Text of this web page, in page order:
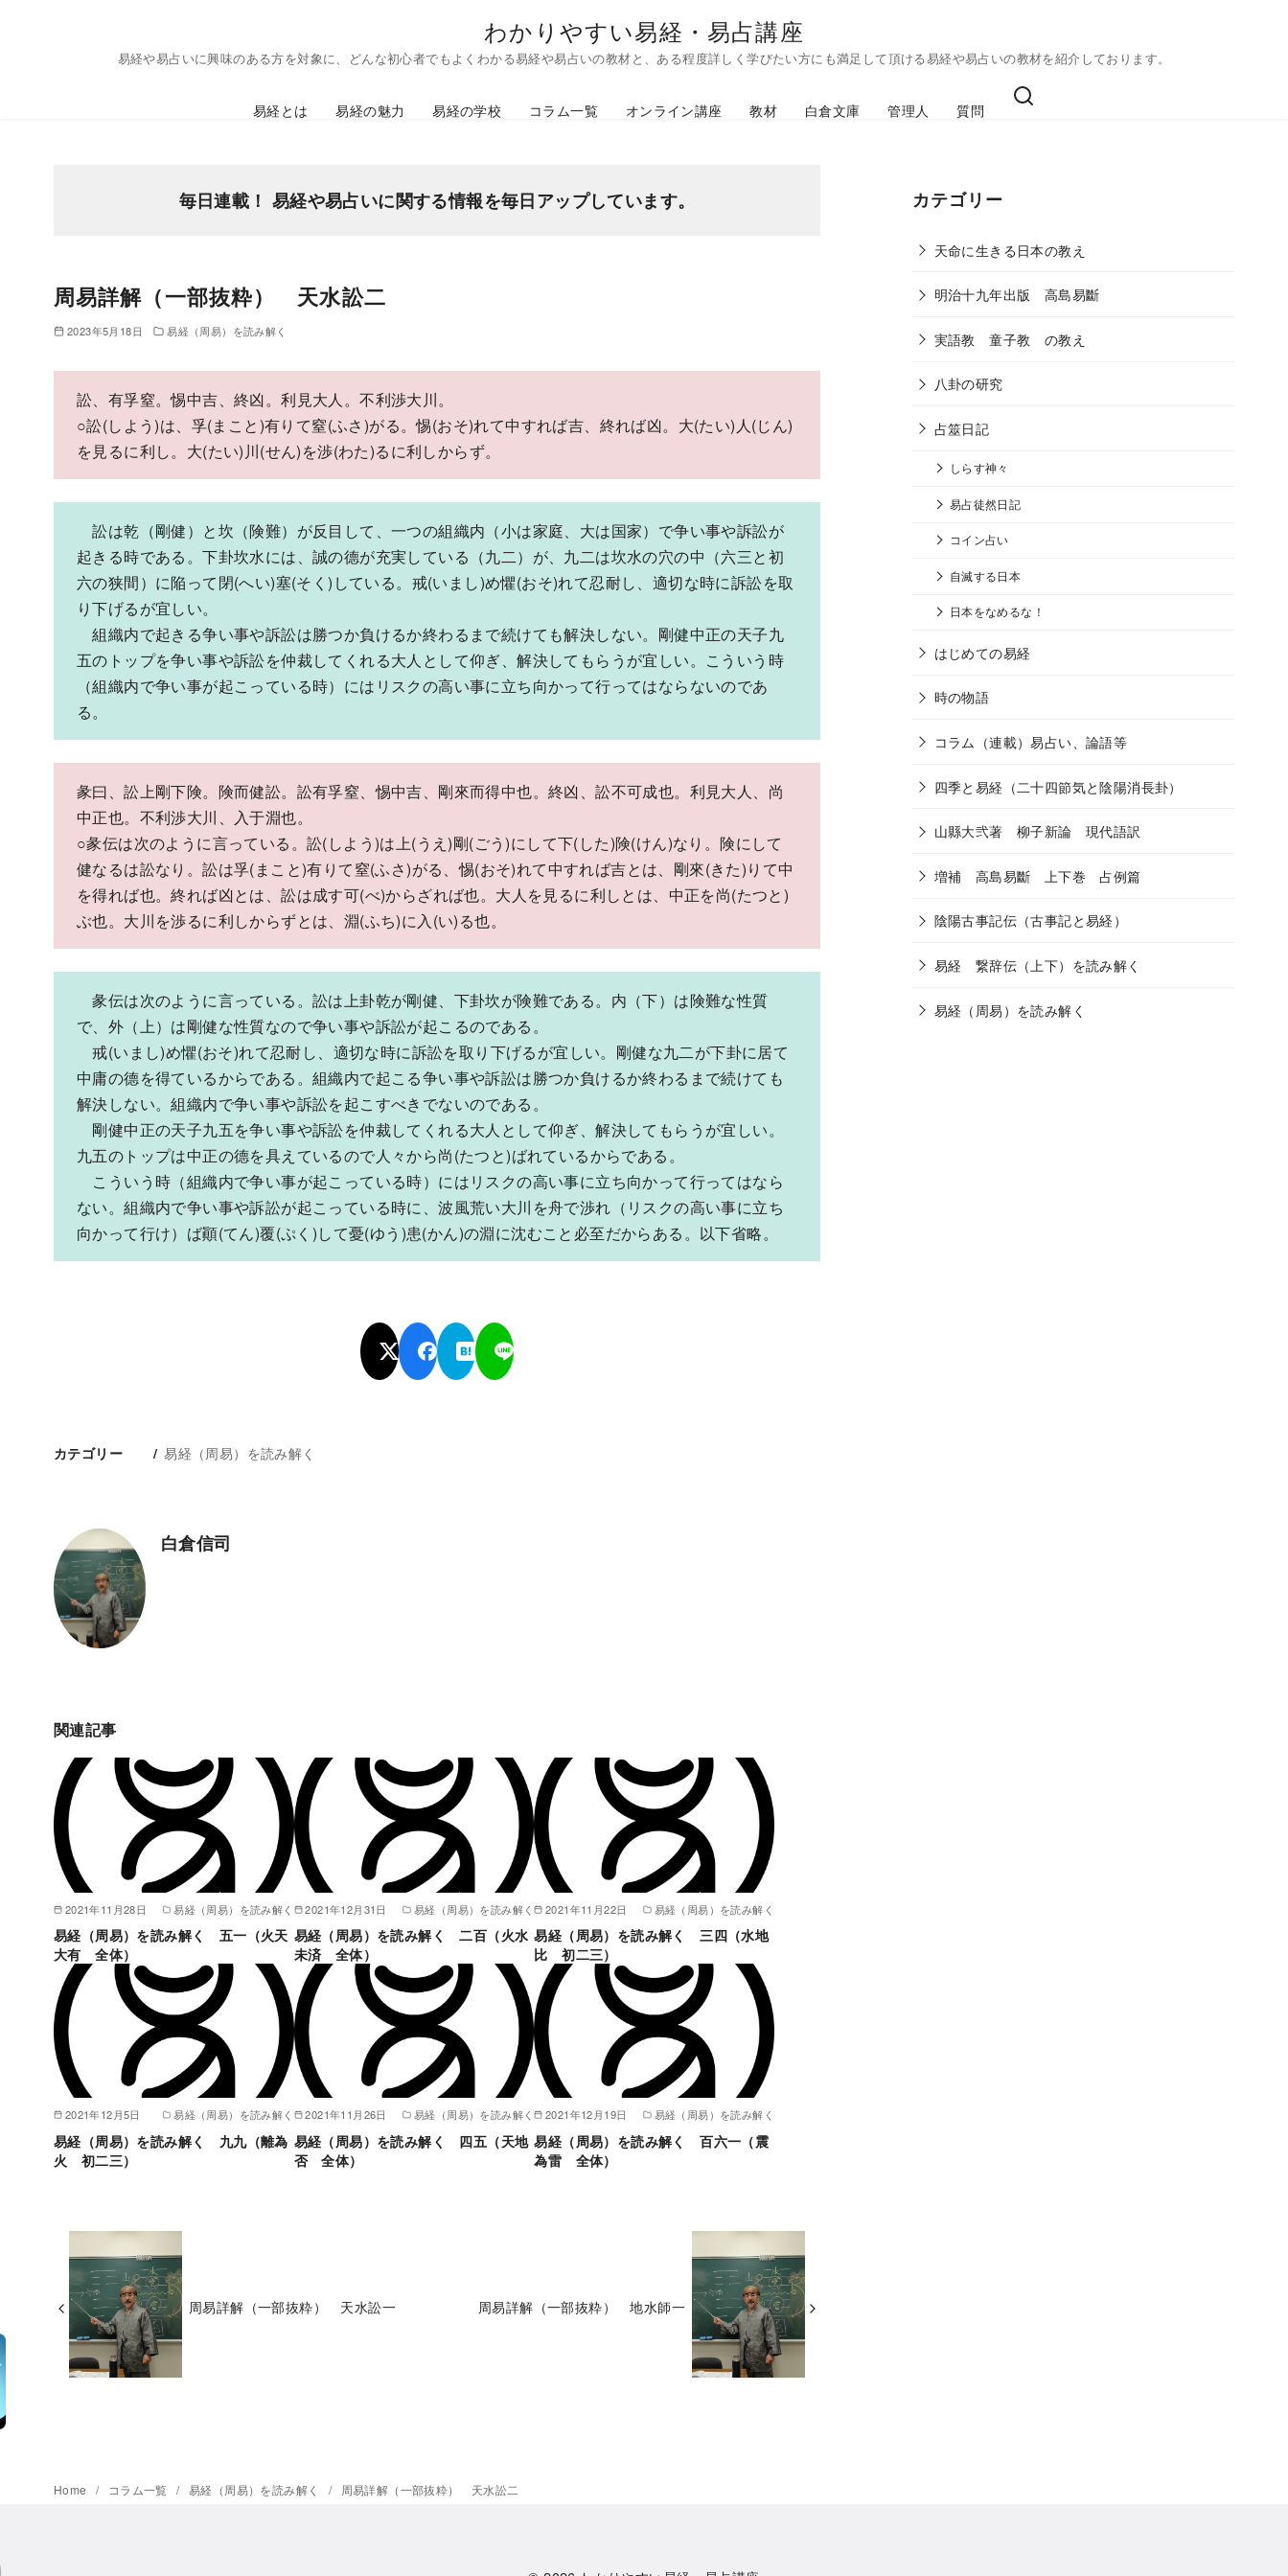
わかりやすい易経・易占講座
易経や易占いに興味のある方を対象に、どんな初心者でもよくわかる易経や易占いの教材と、ある程度詳しく学びたい方にも満足して頂ける易経や易占いの教材を紹介しております。
易経とは 易経の魅力 易経の学校 コラム一覧 オンライン講座 教材 白倉文庫 管理人 質問
毎日連載！ 易経や易占いに関する情報を毎日アップしています。
周易詳解（一部抜粋） 天水訟二
2023年5月18日 易経（周易）を読み解く
訟、有孚窒。惕中吉、終凶。利見大人。不利渉大川。
○訟(しよう)は、孚(まこと)有りて窒(ふさ)がる。惕(おそ)れて中すれば吉、終れば凶。大(たい)人(じん)
を見るに利し。大(たい)川(せん)を渉(わた)るに利しからず。
訟は乾（剛健）と坎（険難）が反目して、一つの組織内（小は家庭、大は国家）で争い事や訴訟が
起きる時である。下卦坎水には、誠の德が充実している（九二）が、九二は坎水の穴の中（六三と初
六の狭間）に陥って閉(へい)塞(そく)している。戒(いまし)め懼(おそ)れて忍耐し、適切な時に訴訟を取
り下げるが宜しい。
組織内で起きる争い事や訴訟は勝つか負けるか終わるまで続けても解決しない。剛健中正の天子九
五のトップを争い事や訴訟を仲裁してくれる大人として仰ぎ、解決してもらうが宜しい。こういう時
（組織内で争い事が起こっている時）にはリスクの高い事に立ち向かって行ってはならないのであ
る。
彖曰、訟上剛下険。険而健訟。訟有孚窒、惕中吉、剛來而得中也。終凶、訟不可成也。利見大人、尚
中正也。不利渉大川、入于淵也。
○彖伝は次のように言っている。訟(しよう)は上(うえ)剛(ごう)にして下(した)険(けん)なり。険にして
健なるは訟なり。訟は孚(まこと)有りて窒(ふさ)がる、惕(おそ)れて中すれば吉とは、剛來(きた)りて中
を得れば也。終れば凶とは、訟は成す可(べ)からざれば也。大人を見るに利しとは、中正を尚(たつと)
ぶ也。大川を渉るに利しからずとは、淵(ふち)に入(い)る也。
彖伝は次のように言っている。訟は上卦乾が剛健、下卦坎が険難である。内（下）は険難な性質
で、外（上）は剛健な性質なので争い事や訴訟が起こるのである。
戒(いまし)め懼(おそ)れて忍耐し、適切な時に訴訟を取り下げるが宜しい。剛健な九二が下卦に居て
中庸の德を得ているからである。組織内で起こる争い事や訴訟は勝つか負けるか終わるまで続けても
解決しない。組織内で争い事や訴訟を起こすべきでないのである。
剛健中正の天子九五を争い事や訴訟を仲裁してくれる大人として仰ぎ、解決してもらうが宜しい。
九五のトップは中正の德を具えているので人々から尚(たつと)ばれているからである。
こういう時（組織内で争い事が起こっている時）にはリスクの高い事に立ち向かって行ってはなら
ない。組織内で争い事や訴訟が起こっている時に、波風荒い大川を舟で渉れ（リスクの高い事に立ち
向かって行け）ば顚(てん)覆(ぷく)して憂(ゆう)患(かん)の淵に沈むこと必至だからある。以下省略。
カテゴリー 易経（周易）を読み解く
白倉信司
関連記事
2021年11月28日 易経（周易）を読み解く
易経（周易）を読み解く 五一（火天
大有 全体）
2021年12月31日 易経（周易）を読み解く
易経（周易）を読み解く 二百（火水
未済 全体）
2021年11月22日 易経（周易）を読み解く
易経（周易）を読み解く 三四（水地
比 初二三）
2021年12月5日 易経（周易）を読み解く
易経（周易）を読み解く 九九（離為
火 初二三）
2021年11月26日 易経（周易）を読み解く
易経（周易）を読み解く 四五（天地
否 全体）
2021年12月19日 易経（周易）を読み解く
易経（周易）を読み解く 百六一（震
為雷 全体）
周易詳解（一部抜粋） 天水訟一 周易詳解（一部抜粋） 地水師一
カテゴリー
天命に生きる日本の教え
明治十九年出版 高島易斷
実語教 童子教 の教え
八卦の研究
占筮日記
しらす神々
易占徒然日記
コイン占い
自滅する日本
日本をなめるな！
はじめての易経
時の物語
コラム（連載）易占い、論語等
四季と易経（二十四節気と陰陽消長卦）
山縣大弐著 柳子新論 現代語訳
増補 高島易斷 上下巻 占例篇
陰陽古事記伝（古事記と易経）
易経 繋辞伝（上下）を読み解く
易経（周易）を読み解く
Home コラム一覧 易経（周易）を読み解く 周易詳解（一部抜粋） 天水訟二